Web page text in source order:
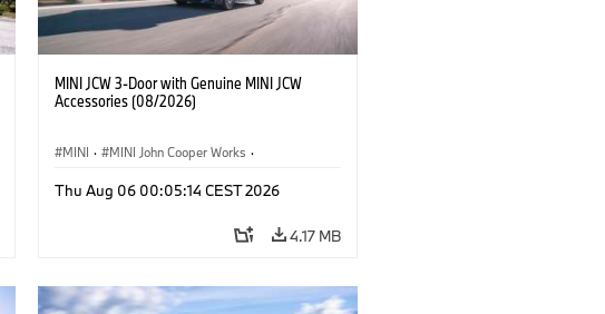
MINI JCW 3-Door with Genuine MINI JCW
Accessories (08/2026)
MINI · MINI John Cooper Works ·
Optional Extras, Accessories
Thu Aug 06 00:05:14 CEST 2026
4.17 MB